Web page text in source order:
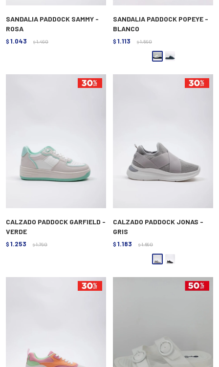
SANDALIA PADDOCK SAMMY -
ROSA
$ 1.043 $ 1.490
SANDALIA PADDOCK POPEYE -
BLANCO
$ 1.113 $ 1.590
CALZADO PADDOCK GARFIELD -
VERDE
$ 1.253 $ 1.790
CALZADO PADDOCK JONAS -
GRIS
$ 1.183 $ 1.690